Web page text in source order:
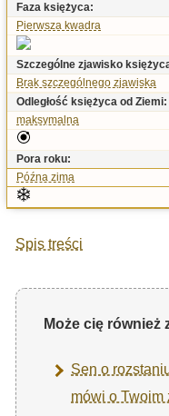
Faza księżyca:
Pierwsza kwadra
Szczególne zjawisko
Brak szczególnego zjawiska
Odległość księżyca od Ziemi:
maksymalna
Pora roku:
Późna zima
Spis treści
Może cię również
Sen o
mówi o Twoim